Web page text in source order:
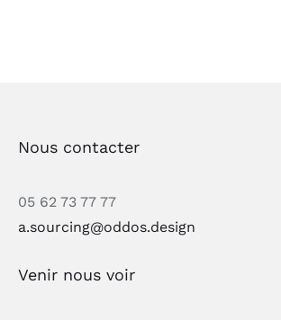
Nous contacter
05 62 73 77 77
a.sourcing@oddos.design
Venir nous voir